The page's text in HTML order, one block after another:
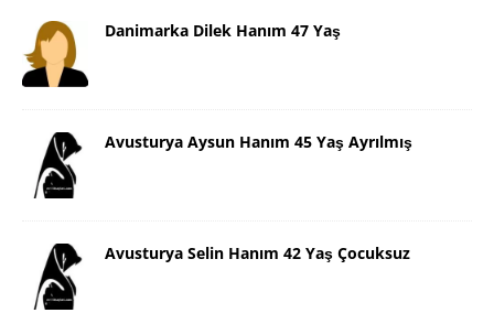
Danimarka Dilek Hanım 47 Yaş
Avusturya Aysun Hanım 45 Yaş Ayrılmış
Avusturya Selin Hanım 42 Yaş Çocuksuz